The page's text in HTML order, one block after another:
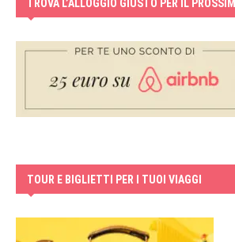
TROVA L’ALLOGGIO GIUSTO PER IL
TOUR E BIGLIETTI PER I TUOI VIAGGI